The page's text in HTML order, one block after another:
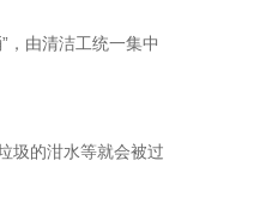
由清洁工统一集中
圾的泔水等就会被过